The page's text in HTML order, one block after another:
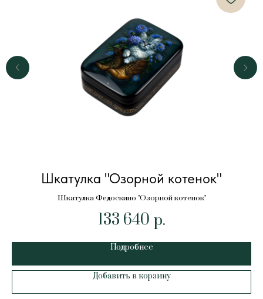
Шкатулка "Озорной котенок"
Шкатулка Федоскино "Озорной котенок"
133 640 р.
Подробнее
Добавить в корзину